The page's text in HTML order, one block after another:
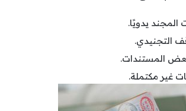
المجند يدويًا.
التجنيدي.
المستندات.
غير مكتملة.